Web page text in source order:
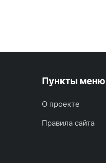
Пункты меню
О проекте
Правила сайта